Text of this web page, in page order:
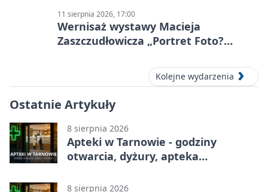
11 sierpnia 2026, 17:00
Wernisaż wystawy Macieja
Zaszczudłowicza „Portret Foto?
Kolejne wydarzenia
Ostatnie Artykuły
8 sierpnia 2026
Apteki w Tarnowie - godziny
otwarcia, dyżury, apteka
8 sierpnia 2026